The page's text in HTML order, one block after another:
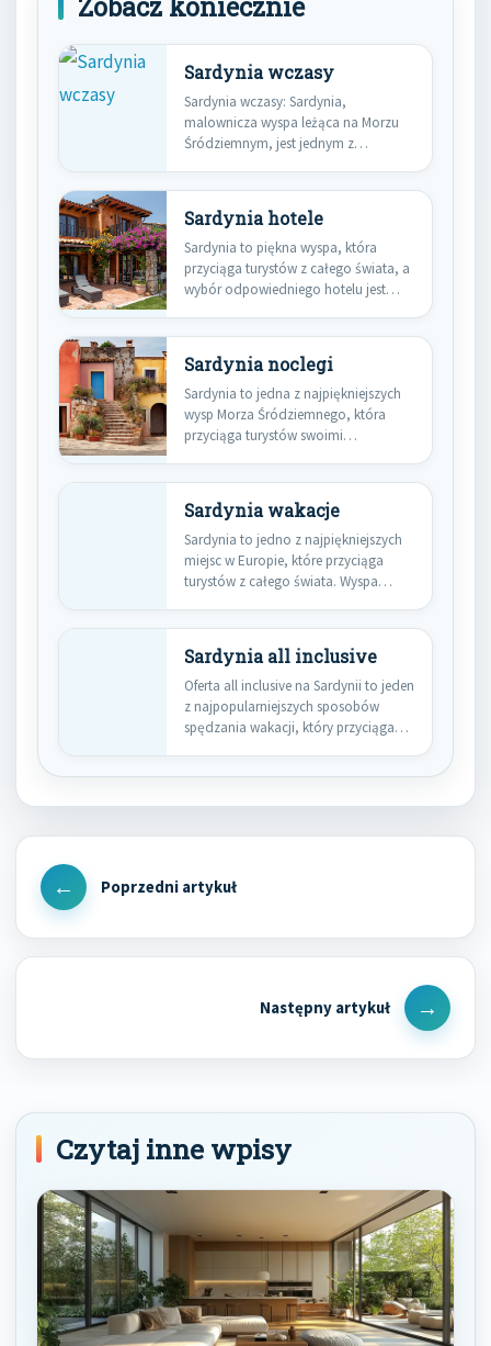
Zobacz koniecznie
Sardynia wczasy
Sardynia wczasy: Sardynia,
malownicza wyspa leżąca na Morzu
Śródziemnym, jest jednym z
Sardynia hotele
Sardynia to piękna wyspa, która
przyciąga turystów z całego świata, a
wybór odpowiedniego hotelu jest…
Sardynia noclegi
Sardynia to jedna z najpiękniejszych
wysp Morza Śródziemnego, która
przyciąga turystów swoimi
Sardynia wakacje
Sardynia to jedno z najpiękniejszych
miejsc w Europie, które przyciąga
turystów z całego świata. Wyspa…
Sardynia all inclusive
Oferta all inclusive na Sardynii to jeden
z najpopularniejszych sposobów
spędzania wakacji, który przyciąga
Nawigacja
wpisu
Previous
Next
Post
Czytaj inne wpisy